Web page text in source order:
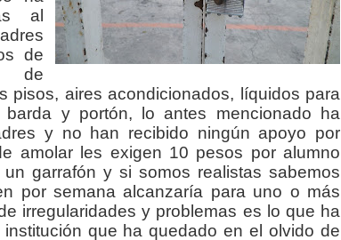
al
de
de
pisos, aires acondicionados, líquidos para
barda y portón, lo antes mencionado ha
y no han recibido ningún apoyo por
amolar les exigen 10 pesos por alumno
garrafón y si somos realistas sabemos
por semana alcanzaría para uno o más
irregularidades y problemas es lo que ha
que ha quedado en el olvido de